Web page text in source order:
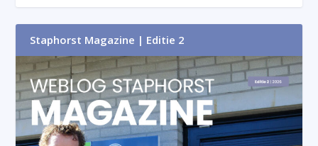
Staphorst Magazine | Editie 2